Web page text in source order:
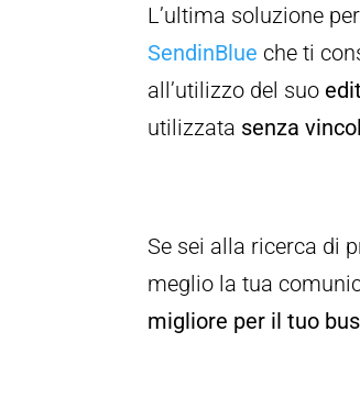
L’ultima soluzione
SendinBlue che ti
all’utilizzo del suo
utilizzata senza
Se sei alla ricerca di
meglio la tua
migliore per il tuo